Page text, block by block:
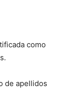
como
de apellidos